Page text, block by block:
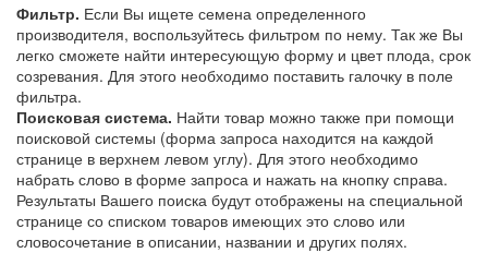
Фильтр. Если Вы ищете семена определенного
производителя, воспользуйтесь фильтром по нему. Так же Вы
легко сможете найти интересующую форму и цвет плода, срок
созревания. Для этого необходимо поставить галочку в поле
фильтра.
Поисковая система. Найти товар можно также при помощи
поисковой системы (форма запроса находится на каждой
странице в верхнем левом углу). Для этого необходимо
набрать слово в форме запроса и нажать на кнопку справа.
Результаты Вашего поиска будут отображены на специальной
странице со списком товаров имеющих это слово или
словосочетание в описании, названии и других полях.